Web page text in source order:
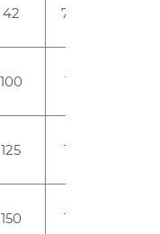
42 70,5
100 145
125 180
150 180